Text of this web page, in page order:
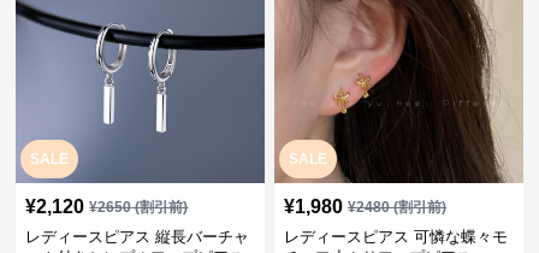
SALE
¥2,120 ¥2650(割引前)
レディースピアス 縦長バーチャ
SALE
¥1,980 ¥2480(割引前)
レディースピアス 可憐な蝶々モ